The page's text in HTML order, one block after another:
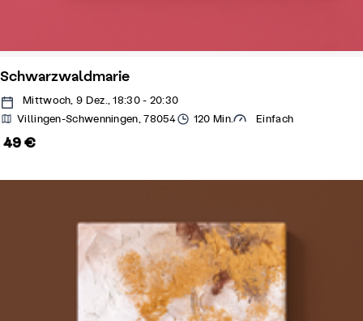
Schwarzwaldmarie
Mittwoch, 9 Dez., 18:30 - 20:30
Villingen-Schwenningen, 78054
120 Min. Einfach
49 €